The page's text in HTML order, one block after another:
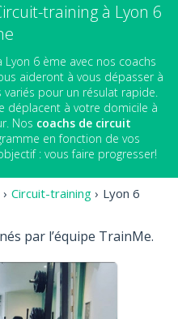
training à Lyon 6
Lyon 6 ème avec nos coachs
aideront à vous dépasser à
pour un résulat rapide.
déplacent à votre domicile à
Nos coachs de circuit
en fonction de vos
: vous faire progresser!
› Circuit-training › Lyon 6
par l’équipe TrainMe.